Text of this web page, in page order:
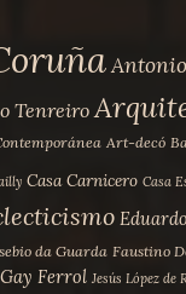
Tenreiro
Art-decó
Casa Carnicero Casa
da Guarda Faustino
Ferrol Jesús López de